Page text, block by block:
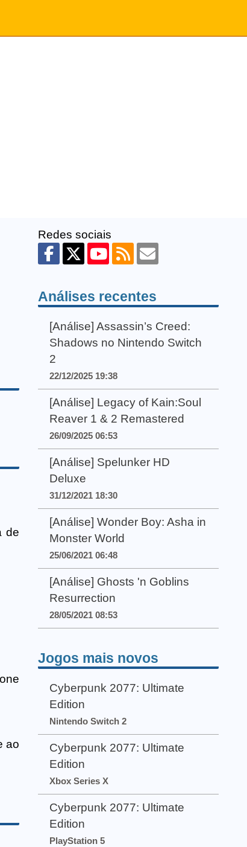
de
ao
Redes sociais
Análises recentes
[Análise] Assassin’s Creed:
Shadows no Nintendo Switch
2
22/12/2025 19:38
[Análise] Legacy of Kain:Soul
Reaver 1 & 2 Remastered
26/09/2025 06:53
[Análise] Spelunker HD
Deluxe
31/12/2021 18:30
[Análise] Wonder Boy: Asha in
Monster World
25/06/2021 06:48
[Análise] Ghosts 'n Goblins
Resurrection
28/05/2021 08:53
Jogos mais novos
Cyberpunk 2077: Ultimate
Edition
Nintendo Switch 2
Cyberpunk 2077: Ultimate
Edition
Xbox Series X
Cyberpunk 2077: Ultimate
Edition
PlayStation 5